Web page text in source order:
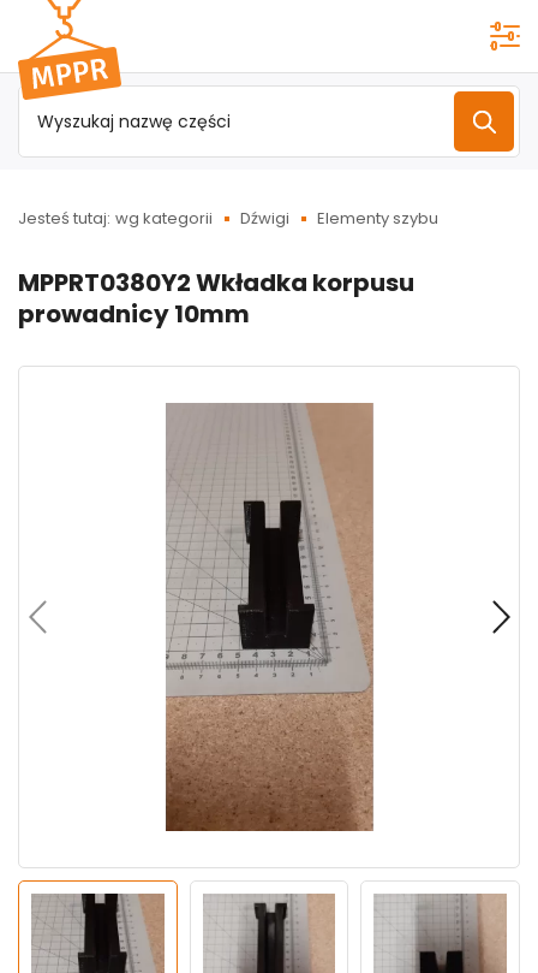
Przejdź do
menu
głównego
Jesteś tutaj: wg kategorii Dźwigi Elementy szybu
MPPRT0380Y2 Wkładka korpusu
prowadnicy 10mm